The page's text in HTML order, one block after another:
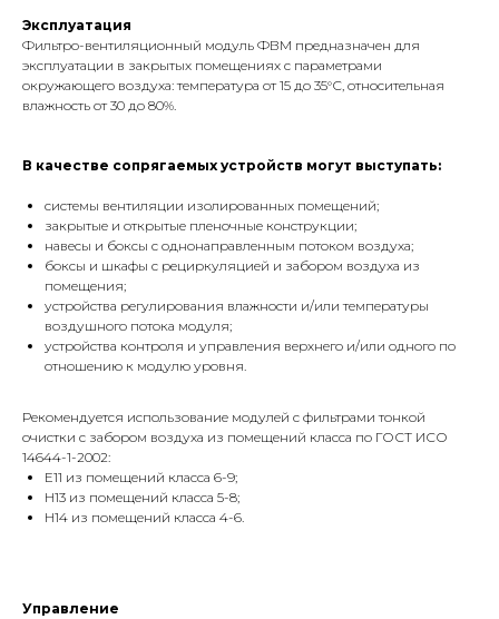
Эксплуатация
Фильтро-вентиляционный модуль ФВМ предназначен для
эксплуатации в закрытых помещениях с параметрами
окружающего воздуха: температура от 15 до 35°С, относительная
влажность от 30 до 80%.
В качестве сопрягаемых устройств могут выступать:
системы вентиляции изолированных помещений;
закрытые и открытые пленочные конструкции;
навесы и боксы с однонаправленным потоком воздуха;
боксы и шкафы с рециркуляцией и забором воздуха из
помещения;
устройства регулирования влажности и/или температуры
воздушного потока модуля;
устройства контроля и управления верхнего и/или одного по
отношению к модулю уровня.
Рекомендуется использование модулей с фильтрами тонкой
очистки с забором воздуха из помещений класса по ГОСТ ИСО
14644-1-2002:
E11 из помещений класса 6-9;
H13 из помещений класса 5-8;
H14 из помещений класса 4-6.
Управление